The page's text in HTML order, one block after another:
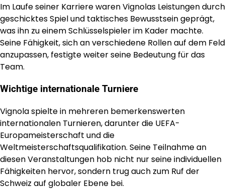
Im Laufe seiner Karriere waren Vignolas Leistungen durch
geschicktes Spiel und taktisches Bewusstsein geprägt,
was ihn zu einem Schlüsselspieler im Kader machte.
Seine Fähigkeit, sich an verschiedene Rollen auf dem Feld
anzupassen, festigte weiter seine Bedeutung für das
Team.
Wichtige internationale Turniere
Vignola spielte in mehreren bemerkenswerten
internationalen Turnieren, darunter die UEFA-
Europameisterschaft und die
Weltmeisterschaftsqualifikation. Seine Teilnahme an
diesen Veranstaltungen hob nicht nur seine individuellen
Fähigkeiten hervor, sondern trug auch zum Ruf der
Schweiz auf globaler Ebene bei.